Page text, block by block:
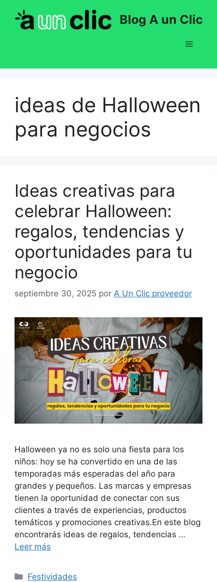
contenido
Blog A un Clic
Menú
ideas de Halloween
para negocios
Ideas creativas para
celebrar Halloween:
regalos, tendencias y
oportunidades para tu
negocio
septiembre 30, 2025 por A Un Clic proveedor
Halloween ya no es solo una fiesta para los
niños: hoy se ha convertido en una de las
temporadas más esperadas del año para
grandes y pequeños. Las marcas y empresas
tienen la oportunidad de conectar con sus
clientes a través de experiencias, productos
temáticos y promociones creativas.En este blog
encontrarás ideas de regalos, tendencias …
Leer más
Categorías
Festividades